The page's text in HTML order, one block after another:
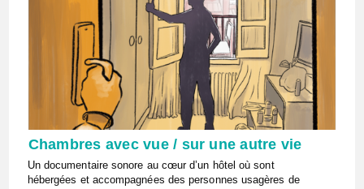
Chambres avec vue / sur une autre vie
Un documentaire sonore au cœur d’un hôtel où sont
hébergées et accompagnées des personnes usagères de